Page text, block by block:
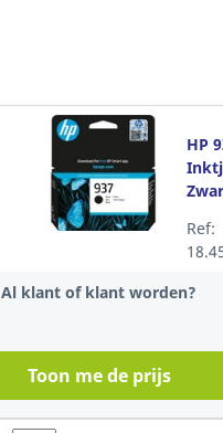
HP
Ref:
Al klant of klant worden?
Toon me de prijs